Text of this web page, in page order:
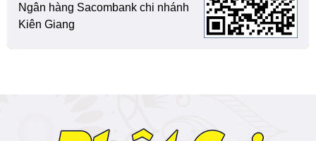
Ngân hàng Sacombank chi nhánh
Kiên Giang